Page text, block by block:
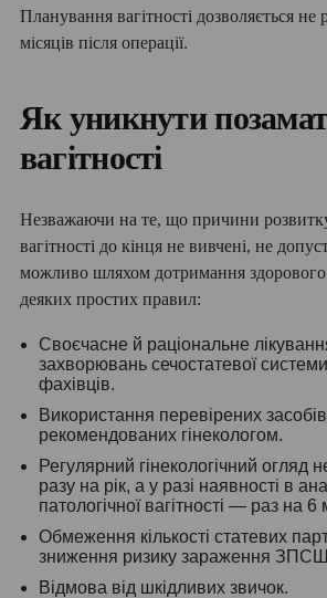
Планування вагітності дозволяється не
місяців після операції.
Як уникнути
вагітності
Незважаючи на те, що причини
вагітності до кінця не вивчені, не
можливо шляхом дотримання здорового
деяких простих правил:
Своєчасне й раціональне
захворювань сечостатевої
фахівців.
Використання перевірених засобів
рекомендованих гінекологом.
Регулярний гінекологічний огляд
разу на рік, а у разі наявності в
патологічної вагітності — раз на 6
Обмеження кількості статевих
зниження ризику зараження
Відмова від шкідливих звичок.